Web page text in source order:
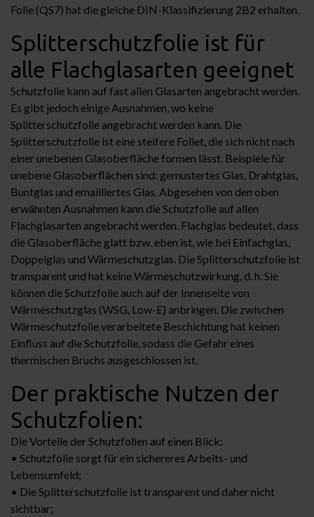
Folie (QS7) hat die gleiche DIN-Klassifizierung 2B2 erhalten.
Splitterschutzfolie ist für
alle Flachglasarten geeignet
Schutzfolie kann auf fast allen Glasarten angebracht werden.
Es gibt jedoch einige Ausnahmen, wo keine
Splitterschutzfolie angebracht werden kann. Die
Splitterschutzfolie ist eine steifere Foliet, die sich nicht nach
einer unebenen Glasoberfläche formen lässt. Beispiele für
unebene Glasoberflächen sind: gemustertes Glas, Drahtglas,
Buntglas und emailliertes Glas. Abgesehen von den oben
erwähnten Ausnahmen kann die Schutzfolie auf allen
Flachglasarten angebracht werden. Flachglas bedeutet, dass
die Glasoberfläche glatt bzw. eben ist, wie bei Einfachglas,
Doppelglas und Wärmeschutzglas. Die Splitterschutzfolie ist
transparent und hat keine Wärmeschutzwirkung, d. h. Sie
können die Schutzfolie auch auf der Innenseite von
Wärmeschutzglas (WSG, Low-E) anbringen. Die zwischen
Wärmeschutzfolie verarbeitete Beschichtung hat keinen
Einfluss auf die Schutzfolie, sodass die Gefahr eines
thermischen Bruchs ausgeschlossen ist.
Der praktische Nutzen der
Schutzfolien:
Die Vorteile der Schutzfolien auf einen Blick:
• Schutzfolie sorgt für ein sichereres Arbeits- und
Lebensumfeld;
• Die Splitterschutzfolie ist transparent und daher nicht
sichtbar;